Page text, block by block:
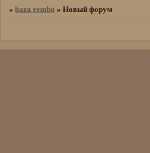
» baza rembo » Новый форум